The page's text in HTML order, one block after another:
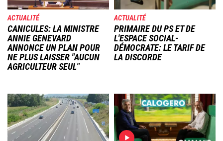
ACTUALITÉ
CANICULES: LA MINISTRE
ANNIE GENEVARD
ANNONCE UN PLAN POUR
NE PLUS LAISSER "AUCUN
AGRICULTEUR SEUL"
ACTUALITÉ
PRIMAIRE DU PS ET DE
L'ESPACE SOCIAL-
DÉMOCRATE: LE TARIF DE
LA DISCORDE
Image Image